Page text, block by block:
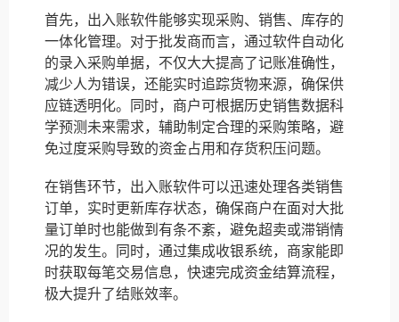
首先，出入账软件能够实现采购、销售、库存的
一体化管理。对于批发商而言，通过软件自动化
的录入采购单据，不仅大大提高了记账准确性，
减少人为错误，还能实时追踪货物来源，确保供
应链透明化。同时，商户可根据历史销售数据科
学预测未来需求，辅助制定合理的采购策略，避
免过度采购导致的资金占用和存货积压问题。
在销售环节，出入账软件可以迅速处理各类销售
订单，实时更新库存状态，确保商户在面对大批
量订单时也能做到有条不紊，避免超卖或滞销情
况的发生。同时，通过集成收银系统，商家能即
时获取每笔交易信息，快速完成资金结算流程，
极大提升了结账效率。